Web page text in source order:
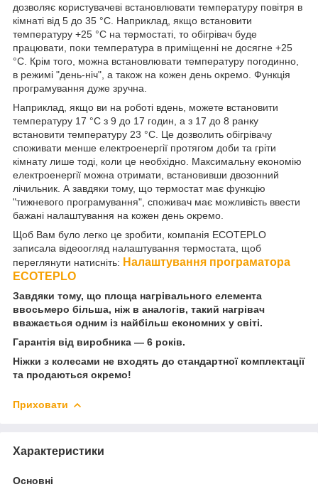
дозволяє користувачеві встановлювати температуру повітря в
кімнаті від 5 до 35 °C. Наприклад, якщо встановити
температуру +25 °C на термостаті, то обігрівач буде
працювати, поки температура в приміщенні не досягне +25
°C. Крім того, можна встановлювати температуру погодинно,
в режимі "день-ніч", а також на кожен день окремо. Функція
програмування дуже зручна.
Наприклад, якщо ви на роботі вдень, можете встановити
температуру 17 °C з 9 до 17 годин, а з 17 до 8 ранку
встановити температуру 23 °C. Це дозволить обігрівачу
споживати менше електроенергії протягом доби та гріти
кімнату лише тоді, коли це необхідно. Максимальну економію
електроенергії можна отримати, встановивши двозонний
лічильник. А завдяки тому, що термостат має функцію
"тижневого програмування", споживач має можливість ввести
бажані налаштування на кожен день окремо.
Щоб Вам було легко це зробити, компанія ECOTEPLO
записала відеоогляд налаштування термостата, щоб
переглянути натисніть: Налаштування програматора
ECOTEPLO
Завдяки тому, що площа нагрівального елемента
ввосьмеро більша, ніж в аналогів, такий нагрівач
вважається одним із найбільш економних у світі.
Гарантія від виробника — 6 років.
Ніжки з колесами не входять до стандартної комплектації
та продаються окремо!
Приховати
Характеристики
Основні